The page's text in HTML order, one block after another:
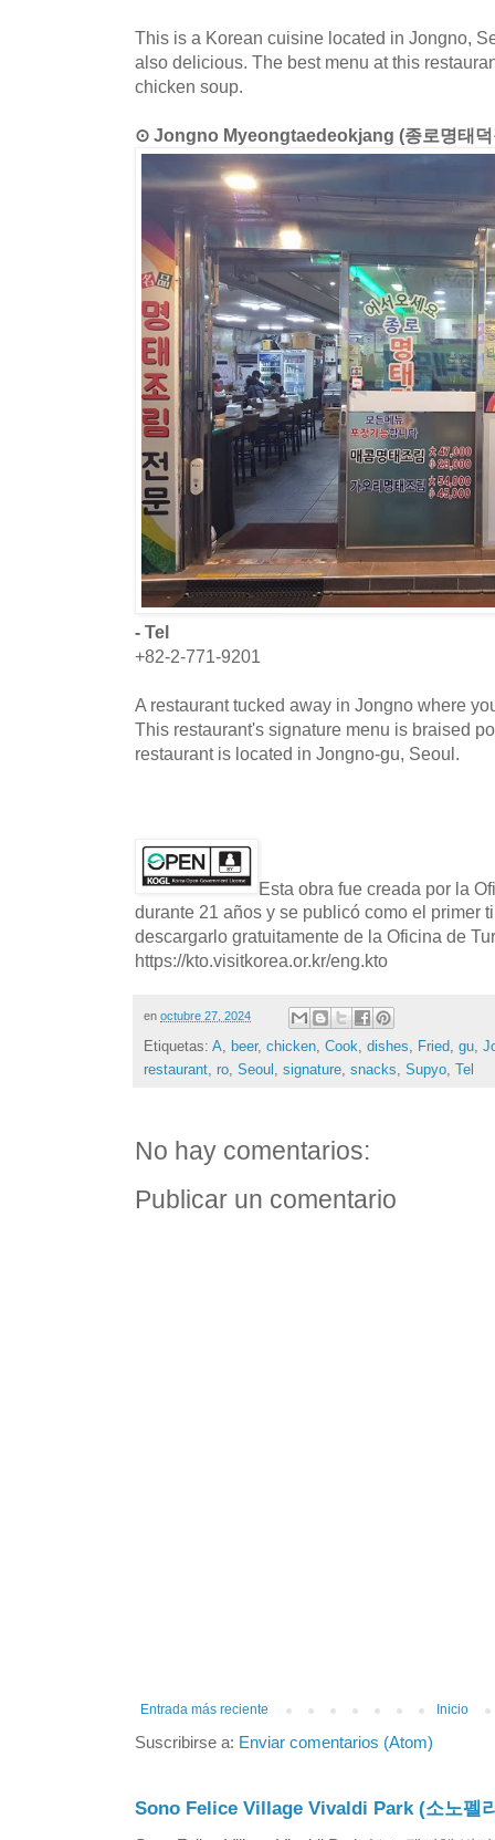
This is a Korean cuisine located in Jongno,
also delicious. The best menu at this
chicken soup.
⊙ Jongno Myeongtaedeokjang (종로명태덕
- Tel
+82-2-771-9201
A restaurant tucked away in Jongno where
This restaurant's signature menu is braised
restaurant is located in Jongno-gu, Seoul.
Esta obra fue creada por la
durante 21 años y se publicó como el primer
descargarlo gratuitamente de la Oficina de
https://kto.visitkorea.or.kr/eng.kto
en octubre 27, 2024
Etiquetas: A beer, chicken Cook dishes Fried gu
restaurant ro Seoul signature snacks Supyo Tel
No hay comentarios:
Publicar un comentario
Entrada más reciente Inicio
Suscribirse a: Enviar comentarios (Atom)
Sono Felice Village Vivaldi Park (소노펠